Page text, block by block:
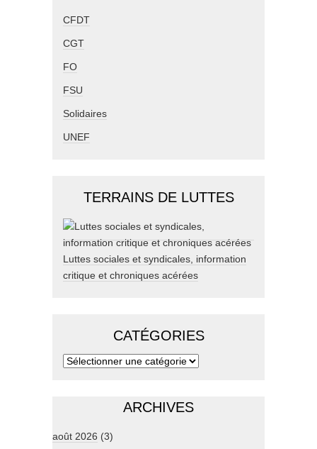
CFDT
CGT
FO
FSU
Solidaires
UNEF
TERRAINS DE LUTTES
Luttes sociales et syndicales, information
critique et chroniques acérées
CATÉGORIES
ARCHIVES
août 2026 (3)